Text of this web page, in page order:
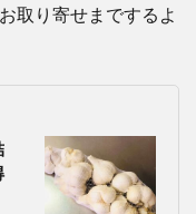
取り寄せまでするよ